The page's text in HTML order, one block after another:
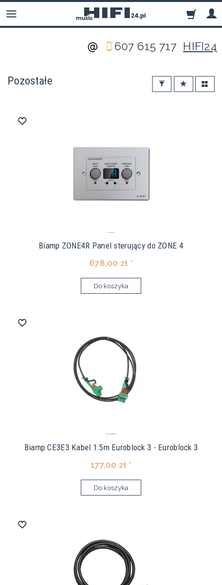
607 615 717 HIFI24
Pozostałe
Biamp ZONE4R Panel sterujący do ZONE 4
678,00 zł *
Do koszyka
Biamp CE3E3 Kabel 1.5m Euroblock 3 - Euroblock 3
177,00 zł *
Do koszyka